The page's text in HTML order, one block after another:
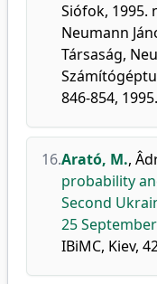
Siófok, 1995.
Neumann
Társaság,
846-854, 1995.
16.Arató, M.,
probability
Second
25
IBiMC, Kiev,